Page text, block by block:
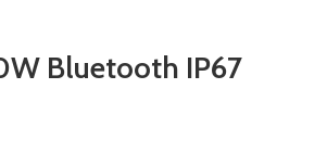
Bluetooth IP67